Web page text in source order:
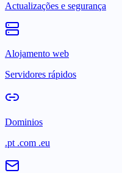
Actualizações e segurança
Alojamento web
Servidores rápidos
Dominios
.pt .com .eu